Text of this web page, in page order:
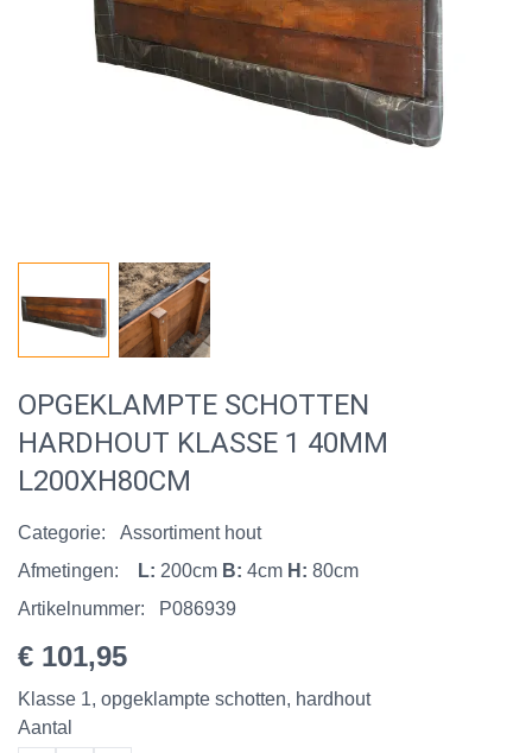
OPGEKLAMPTE SCHOTTEN
HARDHOUT KLASSE 1 40MM
L200XH80CM
Categorie:
Assortiment hout
Afmetingen:
L: 200cm B: 4cm H: 80cm
Artikelnummer:
P086939
€ 101,95
Klasse 1, opgeklampte schotten, hardhout
Aantal